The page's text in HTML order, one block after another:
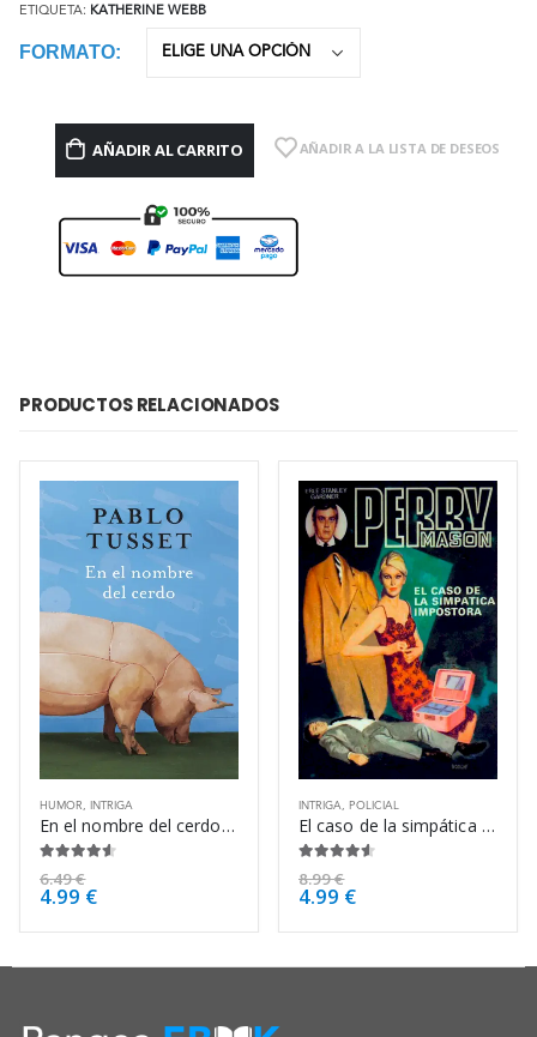
ETIQUETA: KATHERINE WEBB
FORMATO
AÑADIR AL CARRITO AÑADIR A LA LISTA DE DESEOS
PRODUCTOS RELACIONADOS
HUMOR INTRIGA
En el nombre del cerdo – Pablo Tusset
6.49€
4.99 €
INTRIGA POLICIAL
El caso de la simpática impostora – Erle Stanley Gardner
8.99€
4.99 €